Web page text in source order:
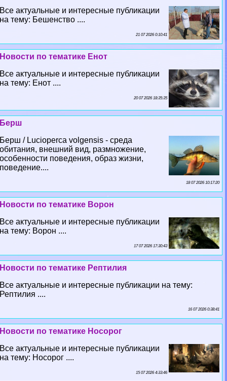
Все актуальные и интересные публикации
на тему: Бешенство ....
21 07 2026 0:10:41
Новости по тематике Енот
Все актуальные и интересные публикации
на тему: Енот ....
20 07 2026 18:35:35
Берш
Берш / Lucioperca volgensis - среда
обитания, внешний вид, размножение,
особенности поведения, образ жизни,
поведение....
18 07 2026 10:17:20
Новости по тематике Ворон
Все актуальные и интересные публикации
на тему: Ворон ....
17 07 2026 17:30:43
Новости по тематике Рептилия
Все актуальные и интересные публикации на тему:
Рептилия ....
16 07 2026 0:38:41
Новости по тематике Носорог
Все актуальные и интересные публикации
на тему: Носорог ....
15 07 2026 4:33:46